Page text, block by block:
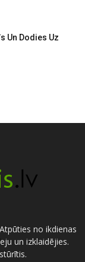
Un Dodies Uz
no ikdienas
un izklaidējies.